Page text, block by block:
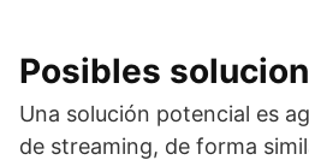
Posibles
Una solución potencial es
de streaming, de forma